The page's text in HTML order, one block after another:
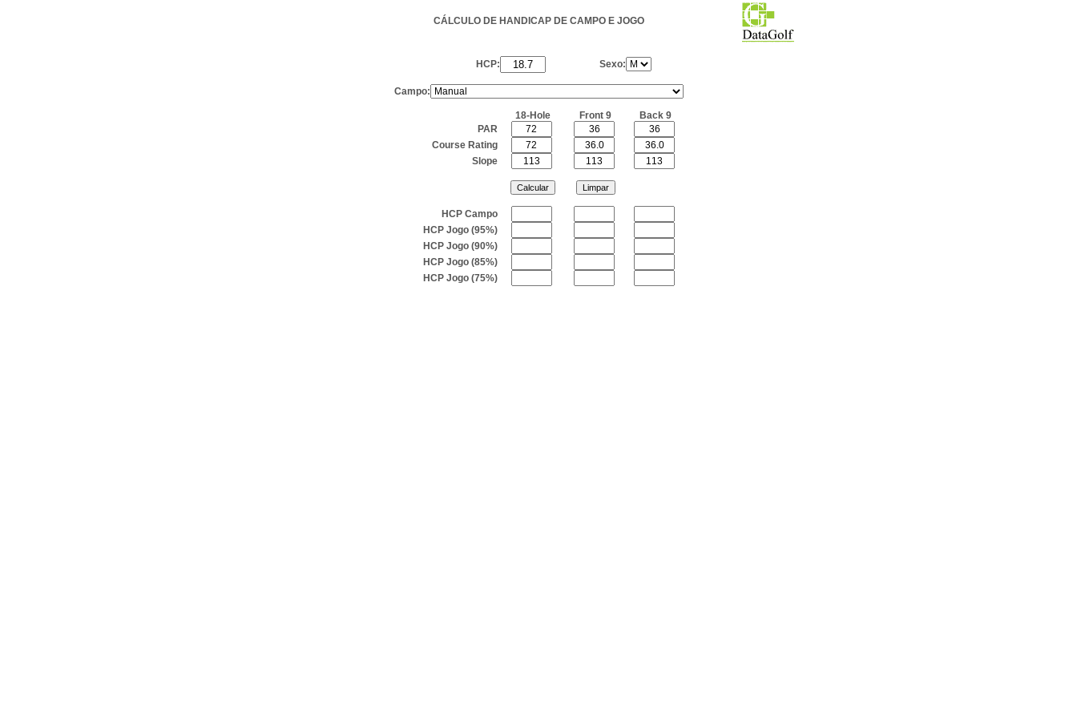
CÁLCULO DE HANDICAP DE CAMPO E JOGO
HCP: Sexo:
Campo:
18-Hole Front 9
Back 9
PAR
Course Rating
Slope
HCP Campo
HCP Jogo (95%)
HCP Jogo (90%)
HCP Jogo (85%)
HCP Jogo (75%)